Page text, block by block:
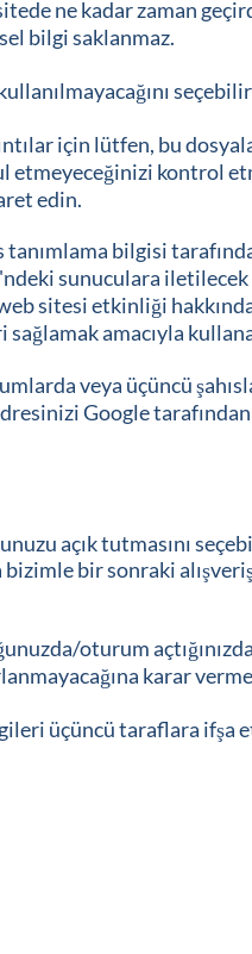
ne kadar zaman
bilgi saklanmaz.
için lütfen, bu
kontrol
edin.
tanımlama bilgisi
sunuculara iletilecek
sitesi etkinliği
amacıyla
veya üçüncü
Google
açık tutmasını
bir sonraki
oturum
karar
üçüncü taraflara ifşa